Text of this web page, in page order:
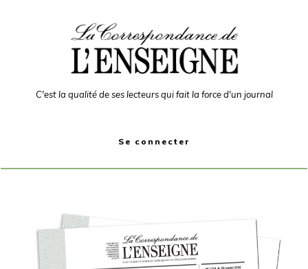
C'est la qualité de ses lecteurs qui fait la force d'un journal
Se connecter